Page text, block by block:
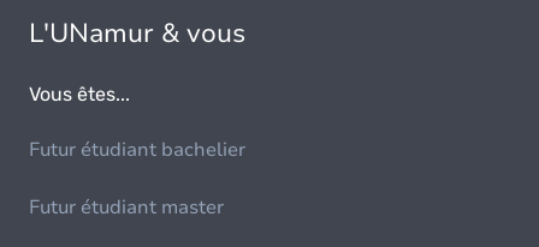
L'UNamur & vous
Vous êtes...
Futur étudiant bachelier
Futur étudiant master